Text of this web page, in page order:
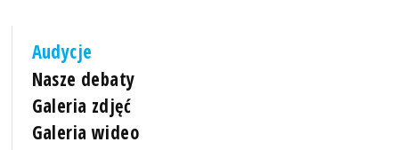
Audycje
Nasze debaty
Galeria zdjęć
Galeria wideo